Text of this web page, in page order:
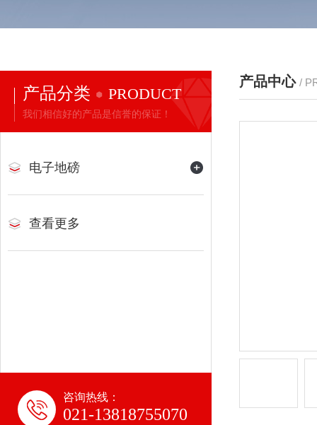
产品分类 PRODUCT
我们相信好的产品是信誉的保证！
电子地磅
查看更多
咨询热线：
021-13818755070
产品中心 /